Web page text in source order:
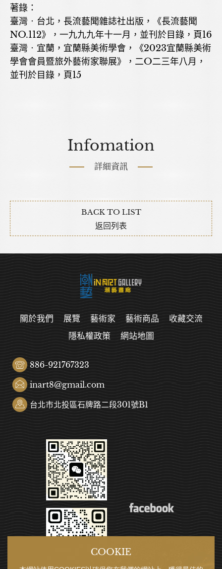
COOKIE
著錄：
臺灣‧台北，長流藝聞雜誌社出版，《長流藝聞
NO.112》，一九九九年十一月，並刊於目錄，頁16
臺灣‧宜蘭，宜蘭縣美術學會，《2023宜蘭縣美術
學會會員暨旅外藝術家聯展》，二O二三年八月，
並刊於目錄，頁15
Infomation
詳細資訊
BACK TO LIST
返回列表
關於我們 展覽 藝術家 藝術商品
收藏交流
隱私權政策
網站地圖
886-921767323
inart8@gmail.com
台北市北投區石牌路二段301號B1